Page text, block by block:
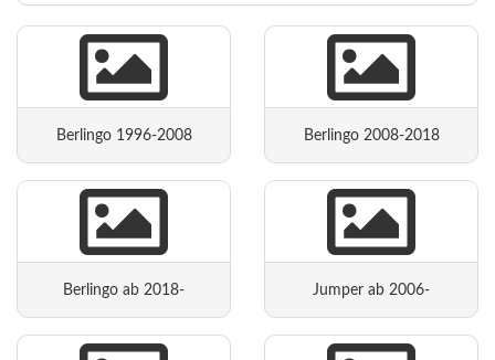
Berlingo 1996-2008 Berlingo 2008-2018
Berlingo ab 2018- Jumper ab 2006-